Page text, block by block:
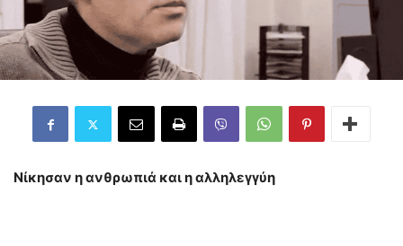
Νίκησαν η ανθρωπιά και η αλληλεγγύη